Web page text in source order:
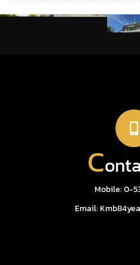
C
Mobile:0-
Email: